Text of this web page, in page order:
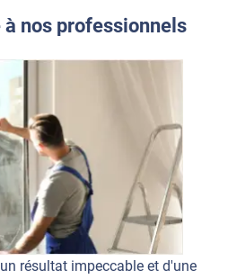
à nos professionnels
résultat impeccable et d'une